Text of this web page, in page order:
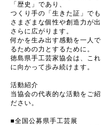
「歴史」であり、
つくり手の「生きた証」でも
さまざまな個性や創造力が
さらに広がります。
何かを生み出す感動を一人
るための力とするために。
徳島県手工芸家協会は、こ
に向かって歩み続けます。
活動紹介
当協会の代表的な活動をご
ださい。
■全国公募県手工芸展